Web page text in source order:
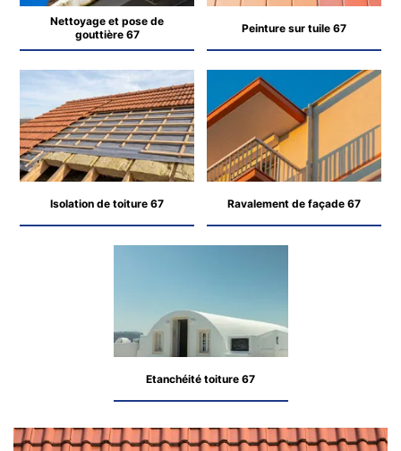
Nettoyage et pose de
gouttière 67
Peinture sur tuile 67
Isolation de toiture 67 Ravalement de façade 67
Etanchéité toiture 67